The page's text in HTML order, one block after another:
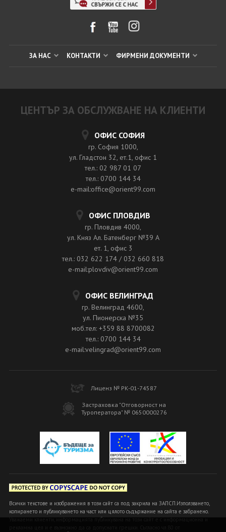
ЗА НАС КОНТАКТИ ФИРМЕНИ ДОКУМЕНТИ
ЦЕНТЪР ЗА ОБСЛУЖВАНЕ НА КЛИЕНТИ
ОФИС СОФИЯ
гр. София 1000,
ул. Гладстон 32, ет.1, офис 1
тел.: 02 987 01 07
тел.: 0700 144 34
e-mail:office@orient99.com
ОФИС ПЛОВДИВ
гр. Пловдив 4000,
ул. Княз Ал. Батенберг №39 A
ет. 1, офис 3
тел.: 032 622 174 / 032 660 818
e-mail:plovdiv@orient99.com
ОФИС ВЕЛИНГРАД
гр. Велинград 4600,
ул. Пионерска №35
моб.тел: +359 88 8700082
тел.: 0700 144 34
e-mail:velingrad@orient99.com
Лиценз № РК-01-74587
Застраховка "Отговорност на
Туроператора" № 0650000276
Всички текстове и изображения в този сайт са под закрила на ЗАПСП.Използването,
копирането и публикуването на част или цялото съдържание на сайта е забранено.
Уважаеми клиенти, информацията публикувана на този сайт е с информационна и